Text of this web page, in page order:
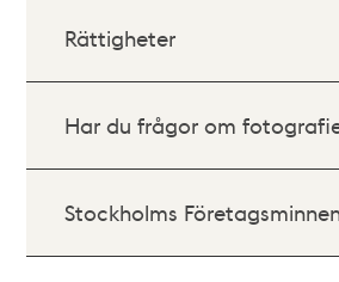
Rättigheter
Har du frågor om
Stockholms